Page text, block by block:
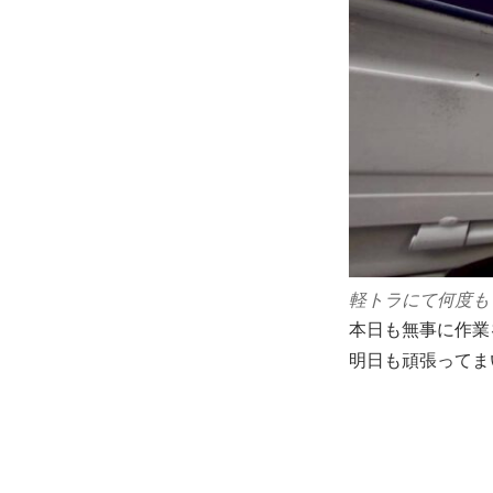
軽トラにて何度
本日も無事に作
明日も頑張って